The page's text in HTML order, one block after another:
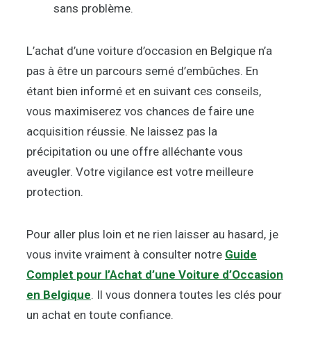
sans problème.
L’achat d’une voiture d’occasion en Belgique n’a
pas à être un parcours semé d’embûches. En
étant bien informé et en suivant ces conseils,
vous maximiserez vos chances de faire une
acquisition réussie. Ne laissez pas la
précipitation ou une offre alléchante vous
aveugler. Votre vigilance est votre meilleure
protection.
Pour aller plus loin et ne rien laisser au hasard, je
vous invite vraiment à consulter notre Guide
Complet pour l’Achat d’une Voiture d’Occasion
en Belgique. Il vous donnera toutes les clés pour
un achat en toute confiance.